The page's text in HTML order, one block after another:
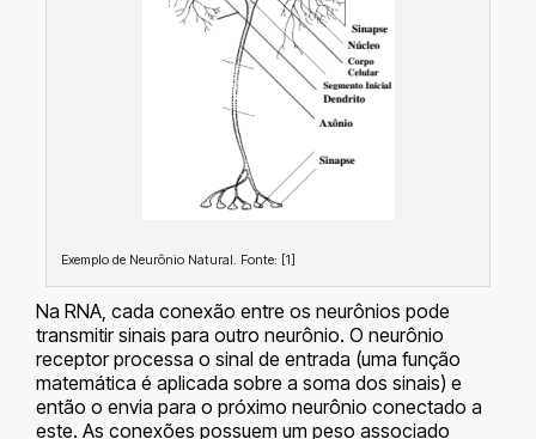
Exemplo de Neurônio Natural. Fonte: [1]
Na RNA, cada conexão entre os neurônios pode
transmitir sinais para outro neurônio. O neurônio
receptor processa o sinal de entrada (uma função
matemática é aplicada sobre a soma dos sinais) e
então o envia para o próximo neurônio conectado a
este. As conexões possuem um peso associado